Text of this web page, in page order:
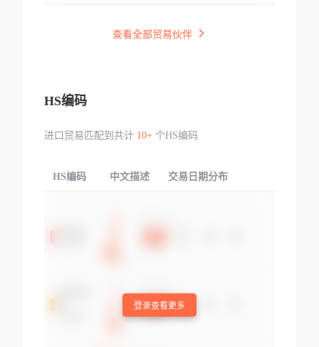
查看全部贸易伙伴
HS编码
进口贸易匹配到共计 10+个HS编码
HS编码 中文描述 交易日期分布
登录查看更多